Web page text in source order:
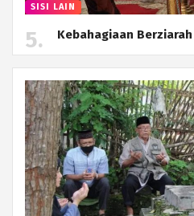
SISI LAIN
Kebahagiaan